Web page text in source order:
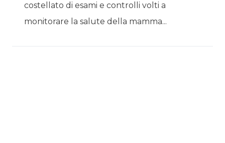
costellato di esami e controlli volti a
monitorare la salute della mamma...